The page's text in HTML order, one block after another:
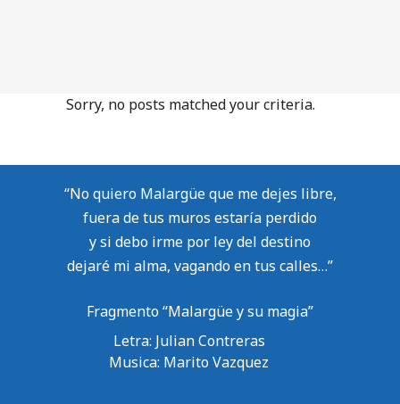
Sorry, no posts matched your criteria.
“No quiero Malargüe que me dejes libre,
fuera de tus muros estaría perdido
y si debo irme por ley del destino
dejaré mi alma, vagando en tus calles…”
Fragmento “Malargüe y su magia”
Letra: Julian Contreras
Musica: Marito Vazquez